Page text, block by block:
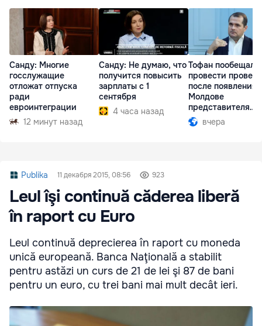
Санду: Многие
госслужащие
отложат отпуска
ради
евроинтеграции
12 минут назад
Санду: Не думаю, что
получится повысить
зарплаты с 1
сентября
4 часа назад
Тофан пообещал
провести
после появления
Молдове
представителя
Южной Осетии
вчера
Publika 11 декабря 2015, 08:56 923
Leul îşi continuă căderea liberă
în raport cu Euro
Leul continuă deprecierea în raport cu moneda
unică europeană. Banca Naţională a stabilit
pentru astăzi un curs de 21 de lei şi 87 de bani
pentru un euro, cu trei bani mai mult decât ieri.